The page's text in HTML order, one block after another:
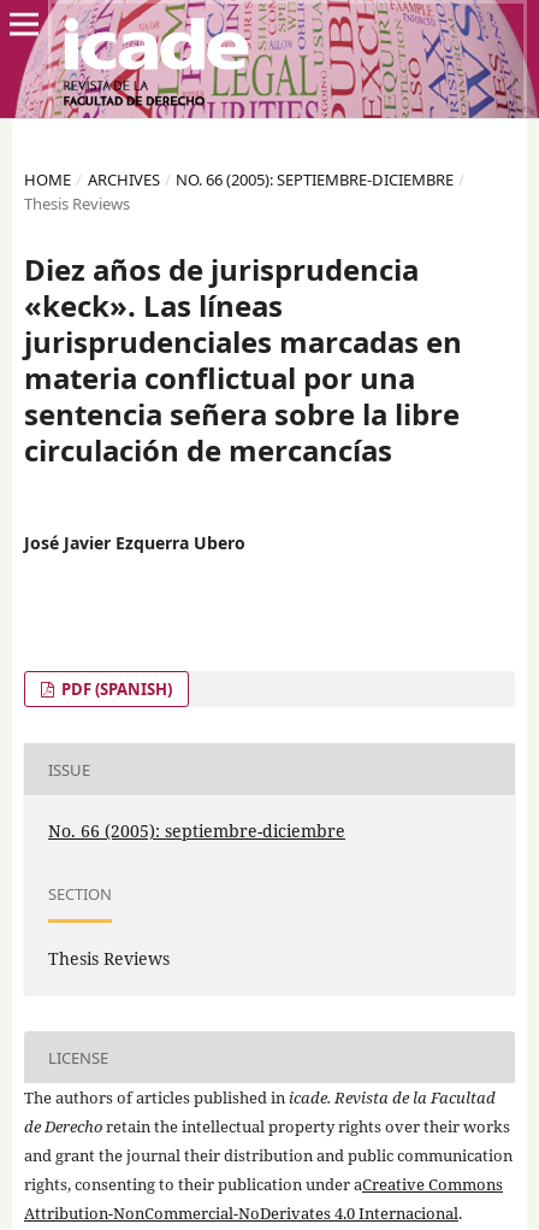
HOME / ARCHIVES / NO. 66 (2005): SEPTIEMBRE-DICIEMBRE /
Thesis Reviews
Diez años de jurisprudencia
«keck». Las líneas
jurisprudenciales marcadas en
materia conflictual por una
sentencia señera sobre la libre
circulación de mercancías
José Javier Ezquerra Ubero
PDF (SPANISH)
ISSUE
No. 66 (2005): septiembre-diciembre
SECTION
Thesis Reviews
LICENSE
The authors of articles published in icade. Revista de la Facultad
de Derechoretain the intellectual property rights over their works
and grant the journal their distribution and public communication
rights, consenting to their publication under aCreative Commons
Attribution-NonCommercial-NoDerivates 4.0 Internacional.